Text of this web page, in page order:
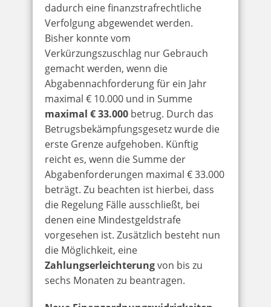
dadurch eine finanzstrafrechtliche
Verfolgung abgewendet werden.
Bisher konnte vom
Verkürzungszuschlag nur Gebrauch
gemacht werden, wenn die
Abgabennachforderung für ein Jahr
maximal € 10.000 und in Summe
maximal € 33.000 betrug. Durch das
Betrugsbekämpfungsgesetz wurde die
erste Grenze aufgehoben. Künftig
reicht es, wenn die Summe der
Abgabenforderungen maximal € 33.000
beträgt. Zu beachten ist hierbei, dass
die Regelung Fälle ausschließt, bei
denen eine Mindestgeldstrafe
vorgesehen ist. Zusätzlich besteht nun
die Möglichkeit, eine
Zahlungserleichterungvon bis zu
sechs Monaten zu beantragen.